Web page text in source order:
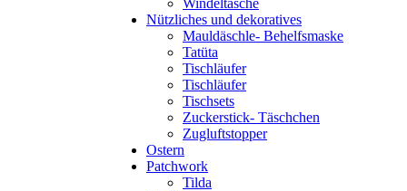
Windeltasche
Nützliches und dekoratives
Mauldäschle- Behelfsmaske
Tatüta
Tischläufer
Tischläufer
Tischsets
Zuckerstick- Täschchen
Zugluftstopper
Ostern
Patchwork
Tilda